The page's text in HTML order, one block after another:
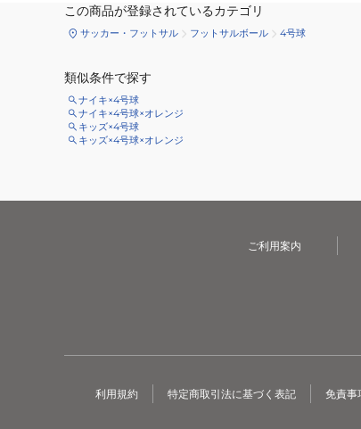
この商品が登録されているカテゴリ
サッカー・フットサル フットサルボール 4号球
類似条件で探す
ナイキ×4号球
ナイキ×4号球×オレンジ
キッズ×4号球
キッズ×4号球×オレンジ
ご利用案内
利用規約 特定商取引法に基づく表記 免責事